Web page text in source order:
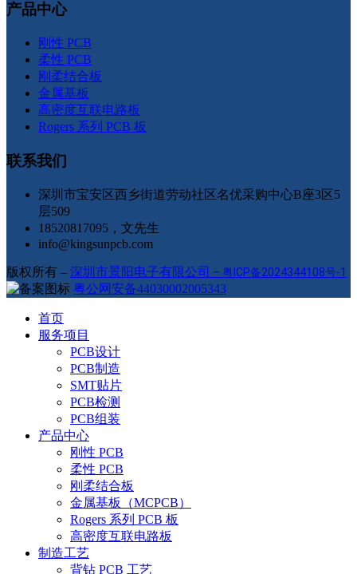
产品中心
刚性 PCB
柔性 PCB
刚柔结合板
金属基板
高密度互联电路板
Rogers 系列 PCB 板
联系我们
深圳市宝安区西乡街道劳动社区名优采购中心B座3区5
层509
18520817095，文先生
info@kingsunpcb.com
版权所有 – 深圳市景阳电子有限公司 – 粤ICP备2024344108号-1
粤公网安备44030002005343
首页
服务项目
PCB设计
PCB制造
SMT贴片
PCB检测
PCB组装
产品中心
刚性 PCB
柔性 PCB
刚柔结合板
金属基板（MCPCB）
Rogers 系列 PCB 板
高密度互联电路板
制造工艺
背钻 PCB 工艺